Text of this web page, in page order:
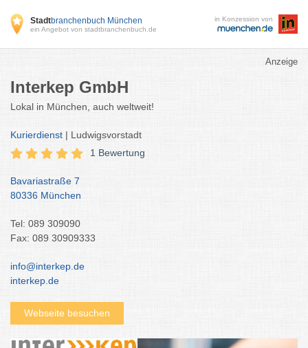
Stadtbranchenbuch München
ein Angebot von stadtbranchenbuch.de
in Konzession von
Anzeige
Interkep GmbH
Lokal in München, auch weltweit!
Kurierdienst | Ludwigsvorstadt
1 Bewertung
Bavariastraße 7
80336 München
Tel: 089 309090
Fax: 089 30909333
info@interkep.de
interkep.de
Webseite besuchen